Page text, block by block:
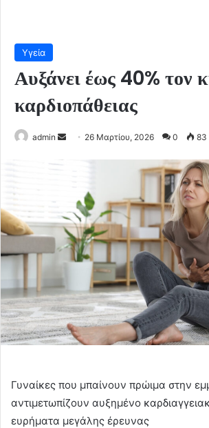
Υγεία
Αυξάνει έως 40% τον
καρδιοπάθειας
admin
Send 26 Μαρτίου, 2026 0 83
Γυναίκες που μπαίνουν πρώιμα στην
αντιμετωπίζουν αυξημένο
ευρήματα μεγάλης έρευνας